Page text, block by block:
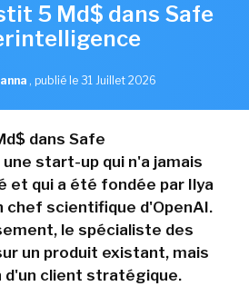
5 Md$ dans Safe
, publié le 31 Juillet 2026
dans Safe
start-up qui n'a jamais
et qui a été fondée par Ilya
chef scientifique d'OpenAI.
le spécialiste des
un produit existant, mais
d'un client stratégique.